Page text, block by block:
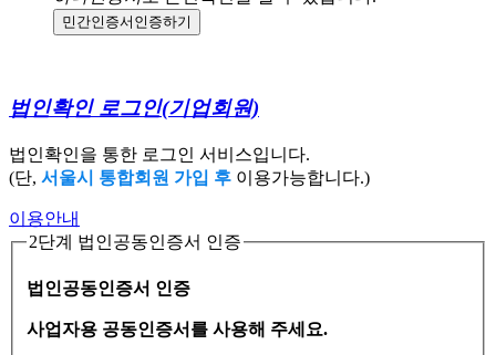
민간인증서 인증하기
법인확인 로그인(기업회원)
법인확인을 통한 로그인 서비스입니다.
(단, 서울시 통합회원 가입 후 이용가능합니다.)
이용안내
2단계 법인공동인증서 인증
법인공동인증서 인증
사업자용 공동인증서를 사용해 주세요.